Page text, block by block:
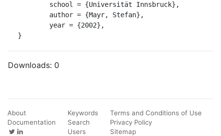
}
Downloads: 0
About
Documentation
Keywords
Search
Users
Terms and Conditions of Use
Privacy Policy
Sitemap